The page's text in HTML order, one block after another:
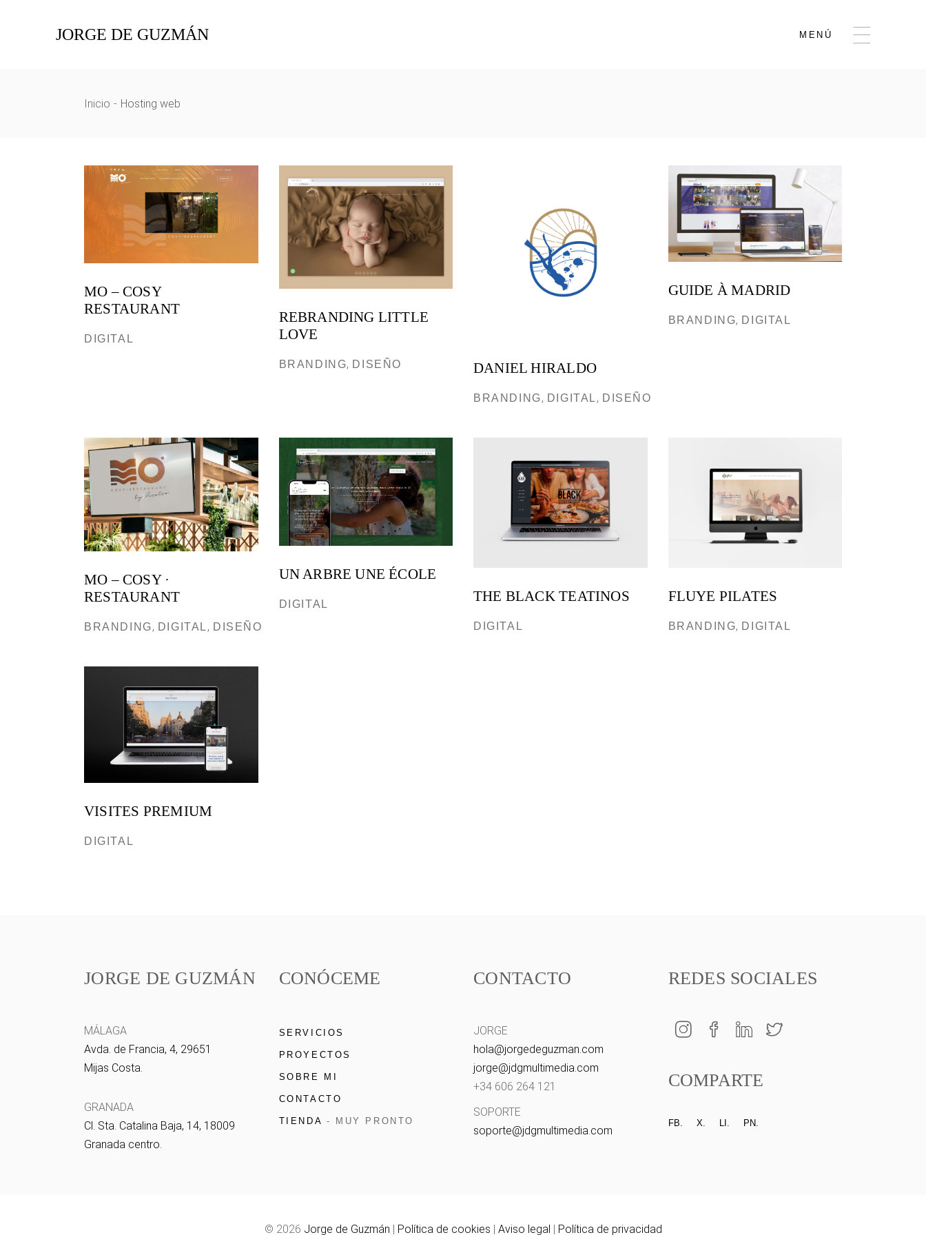
JORGE DE GUZMÁN MENÚ
Inicio Hosting web
MO – COSY
RESTAURANT
DIGITAL
REBRANDING LITTLE
LOVE
BRANDING DISEÑO DANIEL HIRALDO
BRANDING DIGITAL DISEÑO
GUIDE À MADRID
BRANDING DIGITAL
MO – COSY ·
RESTAURANT
BRANDING DIGITAL DISEÑO
UN ARBRE UNE ÉCOLE
DIGITAL
THE BLACK TEATINOS
DIGITAL
FLUYE PILATES
BRANDING DIGITAL
VISITES PREMIUM
DIGITAL
JORGE DE GUZMÁN
MÁLAGA
Avda. de Francia, 4, 29651
Mijas Costa.
GRANADA
Cl. Sta. Catalina Baja, 14, 18009
Granada centro.
CONÓCEME
SERVICIOS
PROYECTOS
SOBRE MI
CONTACTO
TIENDA - MUY PRONTO
CONTACTO
JORGE
hola@jorgedeguzman.com
jorge@jdgmultimedia.com
+34 606 264 121
SOPORTE
soporte@jdgmultimedia.com
REDES SOCIALES
COMPARTE
FB. X. LI. PN.
© 2026 Jorge de Guzmán | Política de cookies | Aviso legal | Política de privacidad